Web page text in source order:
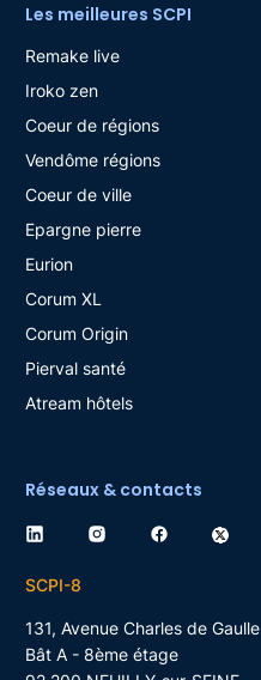
Les meilleures SCPI
Remake live
Iroko zen
Coeur de régions
Vendôme régions
Coeur de ville
Epargne pierre
Eurion
Corum XL
Corum Origin
Pierval santé
Atream hôtels
Réseaux & contacts
SCPI-8
131, Avenue Charles de Gaulle
Bât A - 8ème étage